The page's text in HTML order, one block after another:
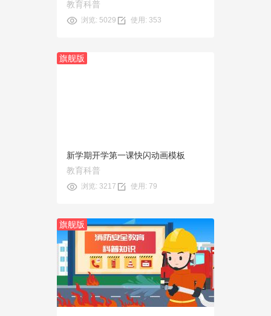
教育科普
浏览: 5029 使用: 353
旗舰版
新学期开学第一课快闪动画模板
教育科普
浏览: 3217 使用: 79
旗舰版
预览
使用